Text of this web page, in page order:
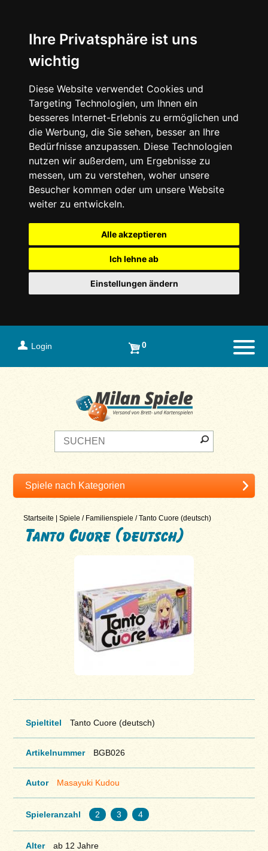
Ihre Privatsphäre ist uns
wichtig
Diese Website verwendet Cookies und
Targeting Technologien, um Ihnen ein
besseres Internet-Erlebnis zu ermöglichen und
die Werbung, die Sie sehen, besser an Ihre
Bedürfnisse anzupassen. Diese Technologien
nutzen wir außerdem, um Ergebnisse zu
messen, um zu verstehen, woher unsere
Besucher kommen oder um unsere Website
weiter zu entwickeln.
Alle akzeptieren
Ich lehne ab
Einstellungen ändern
Login 0
Startseite |Spiele / Familienspiele /Tanto Cuore (deutsch)
Tanto Cuore (deutsch)
Spieltitel Tanto Cuore (deutsch)
Artikelnummer BGB026
Autor Masayuki Kudou
Spieleranzahl 2 3 4
Alter ab 12 Jahre